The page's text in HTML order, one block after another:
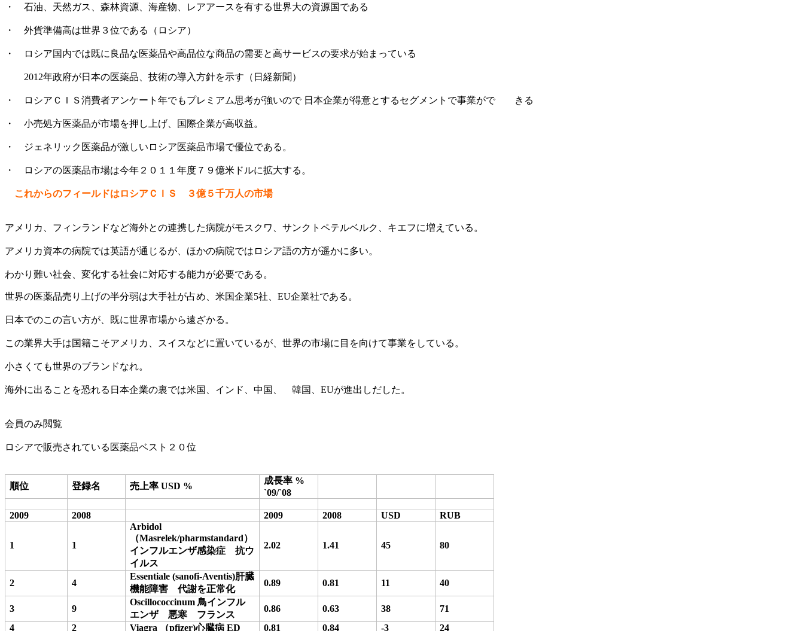
・ 石油、天然ガス、森林資源、海産物、レアアースを有する世界大の資源国である
・ 外貨準備高は世界３位である（ロシア）
・ ロシア国内では既に良品な医薬品や高品位な商品の需要と高サービスの要求が始まっている
2012年政府が日本の医薬品、技術の導入方針を示す（日経新聞）
・ ロシアＣＩＳ消費者アンケート年でもプレミアム思考が強いので 日本企業が得意とするセグメントで事業がで きる
・ 小売処方医薬品が市場を押し上げ、国際企業が高収益。
・ ジェネリック医薬品が激しいロシア医薬品市場で優位である。
・ ロシアの医薬品市場は今年２０１１年度７９億米ドルに拡大する。
これからのフィールドはロシアＣＩＳ ３億５千万人の市場
アメリカ、フィンランドなど海外との連携した病院がモスクワ、サンクトペテルベルク、キエフに増えている。
アメリカ資本の病院では英語が通じるが、ほかの病院ではロシア語の方が遥かに多い。
わかり難い社会、変化する社会に対応する能力が必要である。
世界の医薬品売り上げの半分弱は大手社が占め、米国企業5社、EU企業社である。
日本でのこの言い方が、既に世界市場から遠ざかる。
この業界大手は国籍こそアメリカ、スイスなどに置いているが、世界の市場に目を向けて事業をしている。
小さくても世界のブランドなれ。
海外に出ることを恐れる日本企業の裏では米国、インド、中国、 韓国、EUが進出しだした。
会員のみ閲覧
ロシアで販売されている医薬品ベスト２０位
順位 登録名 売上率 USD %
成長率 %
`09/`08
2009 2008 2009 2008 USD RUB
1 1
Arbidol
（Masrelek/pharmstandard）
インフルエンザ感染症 抗ウ
イルス
2.02 1.41 45 80
2 4
Essentiale (sanofi-Aventis)肝臓
機能障害 代謝を正常化
0.89 0.81 11 40
3 9
Oscillococcinum鳥インフル
エンザ 悪寒 フランス
0.86 0.63 38
71
4
2 Viagra （pfizer)心臓病 ED 0.81 0.84 -3
24